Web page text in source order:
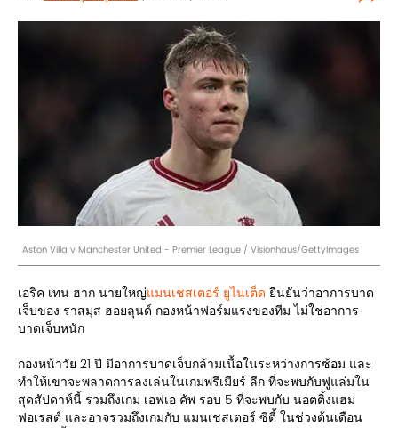
Aston Villa v Manchester United - Premier League / Visionhaus/GettyImages
เอริค เทน ฮาก นายใหญ่แมนเชสเตอร์ ยูไนเต็ด ยืนยันว่าอาการบาด
เจ็บของ ราสมุส ฮอยลุนด์ กองหน้าฟอร์มแรงของทีม ไม่ใช่อาการ
บาดเจ็บหนัก
กองหน้าวัย 21 ปี มีอาการบาดเจ็บกล้ามเนื้อในระหว่างการซ้อม และ
ทำให้เขาจะพลาดการลงเล่นในเกมพรีเมียร์ ลีก ที่จะพบกับฟูแล่มใน
สุดสัปดาห์นี้ รวมถึงเกม เอฟเอ คัพ รอบ 5 ที่จะพบกับ นอตติ้งแฮม
ฟอเรสต์ และอาจรวมถึงเกมกับ แมนเชสเตอร์ ซิตี้ ในช่วงต้นเดือน